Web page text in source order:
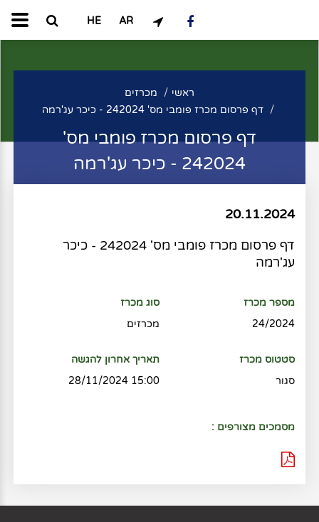
AR
HE
ראשי
מכרזים
דף פרסום מכרז פומבי מס' 242024 - כיכר עג'רמה
דף פרסום מכרז פומבי מס'
242024 - כיכר עג'רמה
20.11.2024
דף פרסום מכרז פומבי מס' 242024 - כיכר
עג'רמה
מספר מכרז
24/2024
סוג מכרז
מכרזים
סטטוס מכרז
סגור
תאריך אחרון להגשה
15:00 28/11/2024
מסמכים מצורפים :